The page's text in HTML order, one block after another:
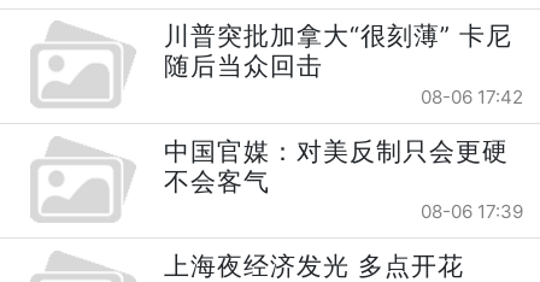
川普突批加拿大“很刻薄” 卡尼
随后当众回击
08-06 17:42
中国官媒：对美反制只会更硬
不会客气
08-06 17:39
上海夜经济发光 多点开花